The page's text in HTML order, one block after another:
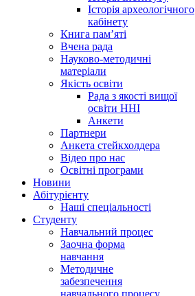
Історія археологічного
кабінету
Книга памʼяті
Вчена рада
Науково-методичні
матеріали
Якість освіти
Рада з якості вищої
освіти ННІ
Анкети
Партнери
Анкета стейкхолдера
Відео про нас
Освітні програми
Hовини
Абітурієнту
Наші спеціальності
Студенту
Навчальний процес
Заочна форма
навчання
Методичне
забезпечення
навчального процесу